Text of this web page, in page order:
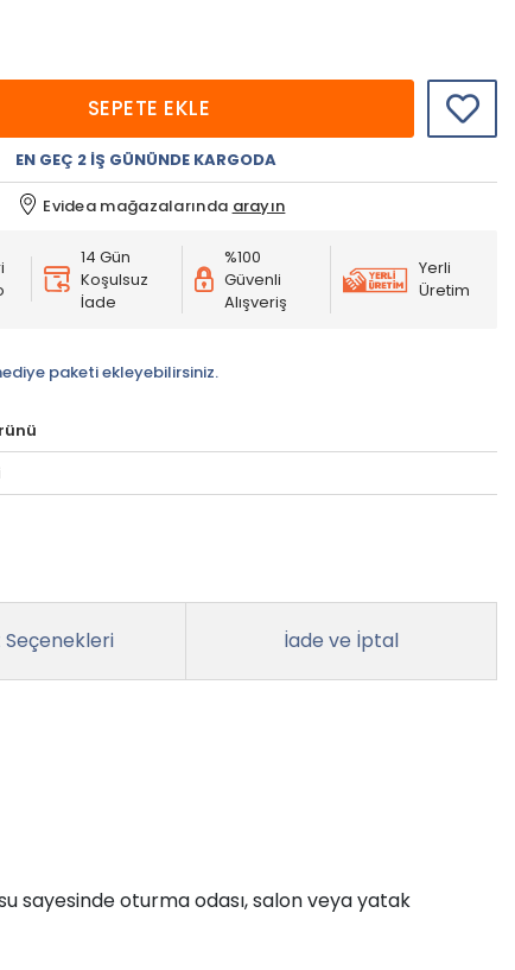
SEPETE EKLE
EN GEÇ 2 İŞ GÜNÜNDE KARGODA
Evidea mağazalarında arayın
14 Gün
Koşulsuz
İade
%100
Güvenli
Alışveriş
Yerli
Üretim
paketi ekleyebilirsiniz.
Seçenekleri İade ve İptal
sayesinde oturma odası, salon veya yatak